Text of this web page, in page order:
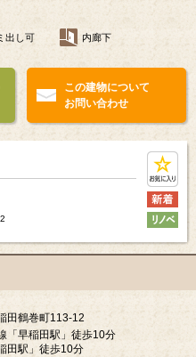
出し可 内廊下
この建物について
お問い合わせ
2
田鶴巻町113-12
「早稲田駅」徒歩10分
田駅」徒歩10分